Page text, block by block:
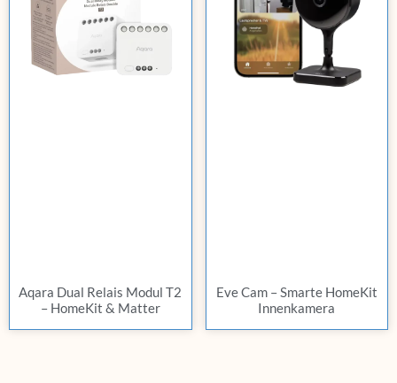
Aqara Dual Relais Modul T2
– HomeKit & Matter
Eve Cam – Smarte HomeKit
Innenkamera